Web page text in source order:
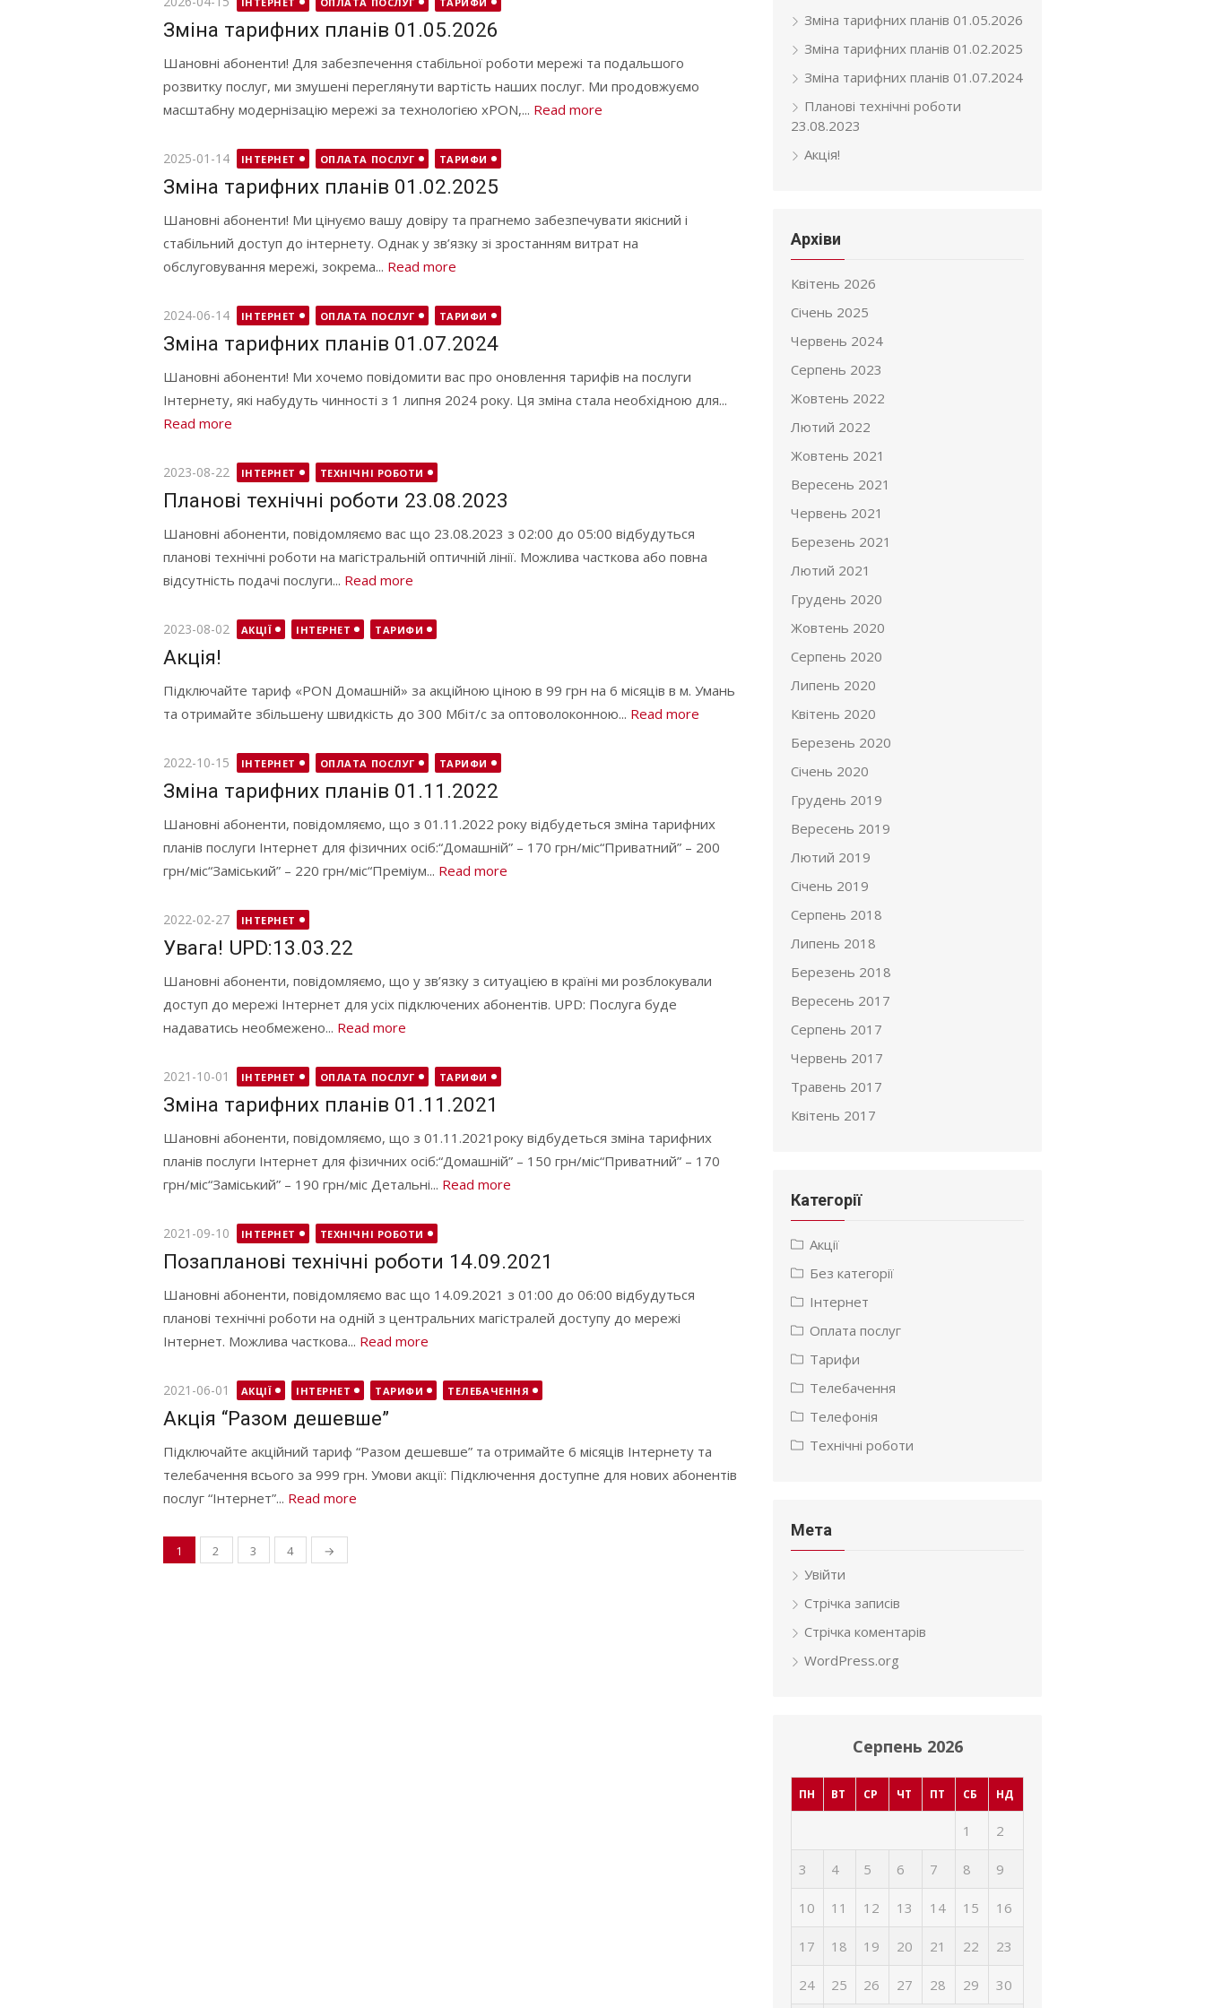
on
Зміна тарифних планів 01.05.2026
Шановні абоненти! Для забезпечення стабільної роботи мережі та подальшого
розвитку послуг, ми змушені переглянути вартість наших послуг. Ми продовжуємо
масштабну модернізацію мережі за технологією xPON,... Read more
Posted
on
2025-01-14 ІНТЕРНЕТ ОПЛАТА ПОСЛУГ ТАРИФИ
Зміна тарифних планів 01.02.2025
Шановні абоненти! Ми цінуємо вашу довіру та прагнемо забезпечувати якісний і
стабільний доступ до інтернету. Однак у зв’язку зі зростанням витрат на
обслуговування мережі, зокрема... Read more
Posted
on
2024-06-14 ІНТЕРНЕТ ОПЛАТА ПОСЛУГ ТАРИФИ
Зміна тарифних планів 01.07.2024
Шановні абоненти! Ми хочемо повідомити вас про оновлення тарифів на послуги
Інтернету, які набудуть чинності з 1 липня 2024 року. Ця зміна стала необхідною для...
Read more
Posted
on
2023-08-22 ІНТЕРНЕТ ТЕХНІЧНІ РОБОТИ
Планові технічні роботи 23.08.2023
Шановні абоненти, повідомляємо вас що 23.08.2023 з 02:00 до 05:00 відбудуться
планові технічні роботи на магістральній оптичній лінії. Можлива часткова або повна
відсутність подачі послуги... Read more
Posted
on
2023-08-02 АКЦІЇ ІНТЕРНЕТ ТАРИФИ
Акція!
Підключайте тариф «PON Домашній» за акційною ціною в 99 грн на 6 місяців в м. Умань
та отримайте збільшену швидкість до 300 Мбіт/с за оптоволоконною... Read more
Posted
on
2022-10-15 ІНТЕРНЕТ ОПЛАТА ПОСЛУГ ТАРИФИ
Зміна тарифних планів 01.11.2022
Шановні абоненти, повідомляємо, що з 01.11.2022 року відбудеться зміна тарифних
планів послуги Інтернет для фізичних осіб:“Домашній” – 170 грн/міс“Приватний” – 200
грн/міс“Заміський” – 220 грн/міс“Преміум... Read more
Posted
on
2022-02-27 ІНТЕРНЕТ
Увага! UPD:13.03.22
Шановні абоненти, повідомляємо, що у зв’язку з ситуацією в країні ми розблокували
доступ до мережі Інтернет для усіх підключених абонентів. UPD: Послуга буде
надаватись необмежено... Read more
Posted
on
2021-10-01 ІНТЕРНЕТ ОПЛАТА ПОСЛУГ ТАРИФИ
Зміна тарифних планів 01.11.2021
Шановні абоненти, повідомляємо, що з 01.11.2021року відбудеться зміна тарифних
планів послуги Інтернет для фізичних осіб:“Домашній” – 150 грн/міс“Приватний” – 170
грн/міс“Заміський” – 190 грн/міс Детальні... Read more
Posted
on
2021-09-10 ІНТЕРНЕТ ТЕХНІЧНІ РОБОТИ
Позапланові технічні роботи 14.09.2021
Шановні абоненти, повідомляємо вас що 14.09.2021 з 01:00 до 06:00 відбудуться
планові технічні роботи на одній з центральних магістралей доступу до мережі
Інтернет. Можлива часткова... Read more
Posted
on
2021-06-01 АКЦІЇ ІНТЕРНЕТ ТАРИФИ ТЕЛЕБАЧЕННЯ
Акція “Разом дешевше”
Підключайте акційний тариф “Разом дешевше” та отримайте 6 місяців Інтернету та
телебачення всього за 999 грн. Умови акції: Підключення доступне для нових абонентів
послуг “Інтернет”... Read more
Навігація
1 2 3 4 →
Зміна тарифних планів 01.05.2026
Зміна тарифних планів 01.02.2025
Зміна тарифних планів 01.07.2024
Планові технічні роботи
23.08.2023
Акція!
Архіви
Квітень 2026
Січень 2025
Червень 2024
Серпень 2023
Жовтень 2022
Лютий 2022
Жовтень 2021
Вересень 2021
Червень 2021
Березень 2021
Лютий 2021
Грудень 2020
Жовтень 2020
Серпень 2020
Липень 2020
Квітень 2020
Березень 2020
Січень 2020
Грудень 2019
Вересень 2019
Лютий 2019
Січень 2019
Серпень 2018
Липень 2018
Березень 2018
Вересень 2017
Серпень 2017
Червень 2017
Травень 2017
Квітень 2017
Категорії
Акції
Без категорії
Інтернет
Оплата послуг
Тарифи
Телебачення
Телефонія
Технічні роботи
Мета
Увійти
Стрічка записів
Стрічка коментарів
WordPress.org
Серпень 2026
ПН ВТ СР ЧТ ПТ СБ НД
1 2
3 4 5 6 7 8 9
10 11 12 13 14 15 16
17 18 19 20 21 22 23
24 25 26 27 28 29 30